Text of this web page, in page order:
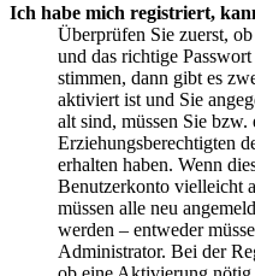
Ich habe mich registriert,
Überprüfen Sie zuerst,
und das richtige
stimmen, dann gibt es
aktiviert ist und Sie
alt sind, müssen Sie
Erziehungsberechtigten
erhalten haben. Wenn
Benutzerkonto vielleicht
müssen alle neu
werden – entweder
Administrator. Bei der